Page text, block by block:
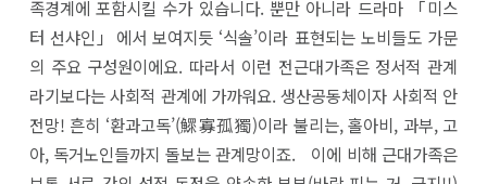
족경계에 포함시킬 수가 있습니다. 뿐만 아니라 드라마 「미스
터 선샤인」에서 보여지듯 ‘식솔’이라 표현되는 노비들도 가문
의 주요 구성원이에요. 따라서 이런 전근대가족은 정서적 관계
라기보다는 사회적 관계에 가까워요. 생산공동체이자 사회적 안
전망! 흔히 ‘환과고독’(鰥寡孤獨)이라 불리는, 홀아비, 과부, 고
아, 독거노인들까지 돌보는 관계망이죠. 이에 비해 근대가족은